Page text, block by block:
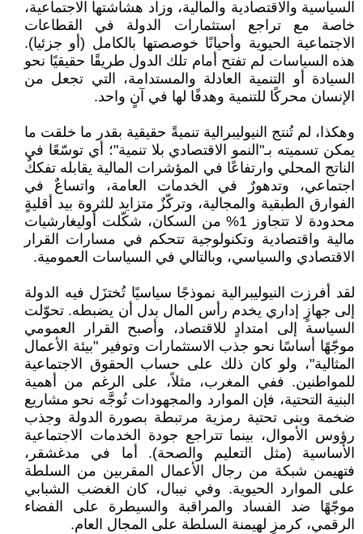
السياسية والاقتصادية والمالية، وزاد هشاشتها الاجتماعية،
خاصة مع تراجع استثمارات الدولة في القطاعات
الاجتماعية الحيوية وأحيانًا خوصصتها بالكامل (أو جزئيا).
هذه السياسات لم تفتح أمام تلك الدول طريقًا حقيقيًا نحو
السيادة أو التنمية العادلة والمستدامة، التي تجعل من
الإنسان محركًا للتنمية وهدفًا لها في آنٍ واحد.
وهكذا، لم تُنتج النيوليبرالية تنميةً حقيقية بقدر ما خلقت ما
يمكن تسميته بـ"النمو الاقتصادي بلا تنمية"؛ أي توسّعًا في
الناتج المحلي وارتفاعًا في المؤشرات المالية يقابله تفككٌ
اجتماعي، وتدهورٌ في الخدمات العامة، واتساعٌ في
الفوارق الطبقية والمجالية، وتركّزٌ متزايد للثروة بيد أقليةٍ
محدودة لا تتجاوز 1% من السكان، شكّلت أوليغارشيات
مالية واقتصادية وتكنولوجية تتحكم في مسارات القرار
الاقتصادي والسياسي، وبالتالي في السياسات العمومية.
لقد أفرزت النيوليبرالية نموذجًا سياسيًا تُختزَل فيه الدولة
إلى جهازٍ إداري يخدم رأس المال بدل أن يضبطه. تحوّلت
السياسة إلى امتدادٍ للاقتصاد، وأصبح القرار العمومي
موجّهًا أساسًا نحو جذب الاستثمارات وتوفير "بيئة الأعمال
المثالية"، ولو كان ذلك على حساب الحقوق الاجتماعية
للمواطنين. ففي المغرب، مثلاً، على الرغم من أهمية
البنية التحتية، فإن الموارد والمجهودات تُوجَّه نحو مشاريع
ضخمة وبنى تحتية رمزية مرتبطة بصورة الدولة وجذب
رؤوس الأموال، بينما تتراجع جودة الخدمات الاجتماعية
الأساسية (مثل التعليم والصحة). أما في مدغشقر،
فتهيمن شبكة من رجال الأعمال المقربين من السلطة
على الموارد الحيوية. وفي نيبال، كان الغضب الشبابي
موجّهًا ضد الفساد والمراقبة والسيطرة على الفضاء
الرقمي، كرمزٍ لهيمنة السلطة على المجال العام.